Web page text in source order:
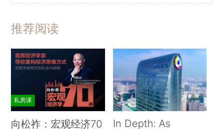
推荐阅读
私房课
向松祚：宏观经济70
In Depth: As